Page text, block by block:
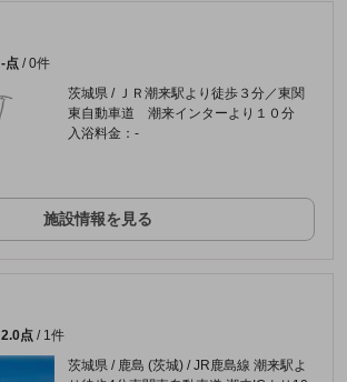
-点 /0件
茨城県 / ＪＲ潮来駅より徒歩３分／東関
東自動車道 潮来インターより１０分
入浴料金：-
施設情報を見る
2.0点 / 1件
茨城県 / 鹿島 (茨城) / JR鹿島線 潮来駅よ